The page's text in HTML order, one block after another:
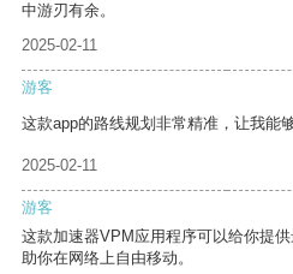
中游刃有余。
2025-02-11
游客
这款app的路线规划非常精准，让我能
2025-02-11
游客
这款加速器VPM应用程序可以给你提
助你在网络上自由移动。